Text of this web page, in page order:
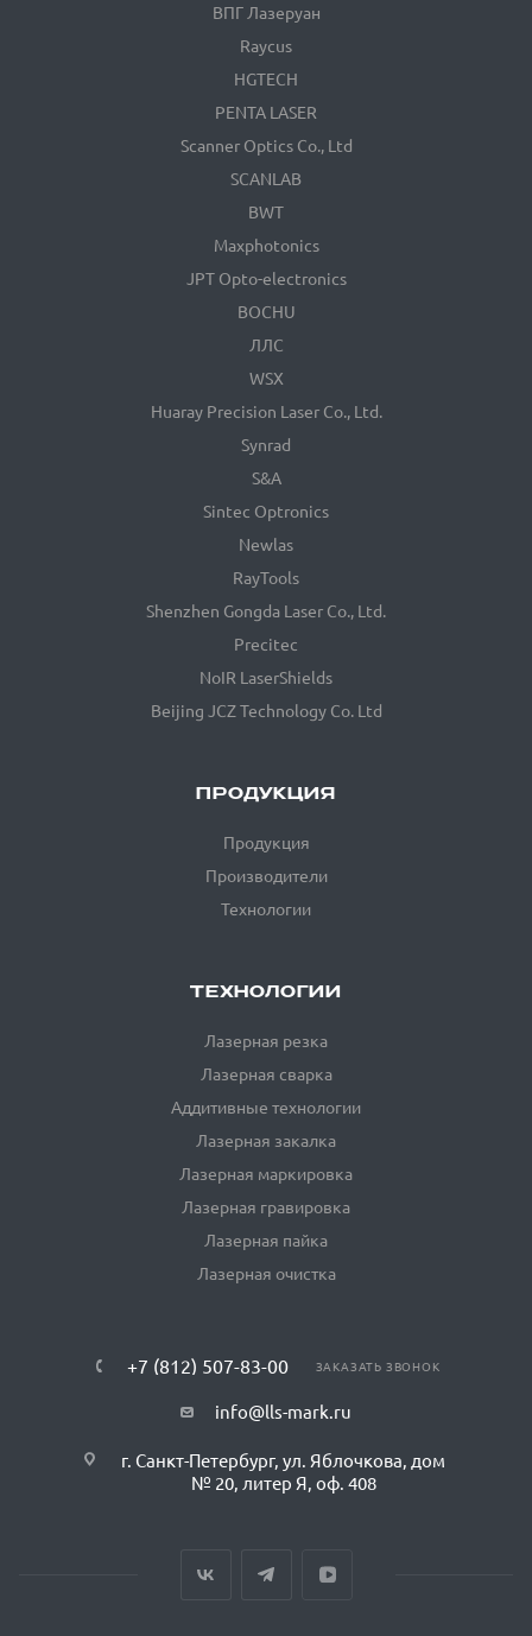
ВПГ Лазеруан
Raycus
HGTECH
PENTA LASER
Scanner Optics Co., Ltd
SCANLAB
BWT
Maxphotonics
JPT Opto-electronics
BOCHU
ЛЛС
WSX
Huaray Precision Laser Co., Ltd.
Synrad
S&A
Sintec Optronics
Newlas
RayTools
Shenzhen Gongda Laser Co., Ltd.
Precitec
NoIR LaserShields
Beijing JCZ Technology Co. Ltd
ПРОДУКЦИЯ
Продукция
Производители
Технологии
ТЕХНОЛОГИИ
Лазерная резка
Лазерная сварка
Аддитивные технологии
Лазерная закалка
Лазерная маркировка
Лазерная гравировка
Лазерная пайка
Лазерная очистка
+7 (812) 507-83-00 ЗАКАЗАТЬ ЗВОНОК
info@lls-mark.ru
г. Санкт-Петербург, ул. Яблочкова, дом
№ 20, литер Я, оф. 408